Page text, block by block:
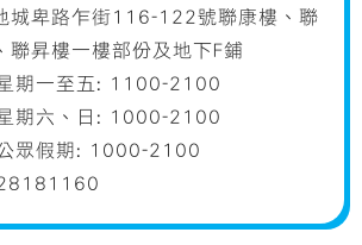
城卑路乍街116-122號聯康樓、聯
聯昇樓一樓部份及地下F鋪
期一至五: 1100-2100
期六、日: 1000-2100
眾假期: 1000-2100